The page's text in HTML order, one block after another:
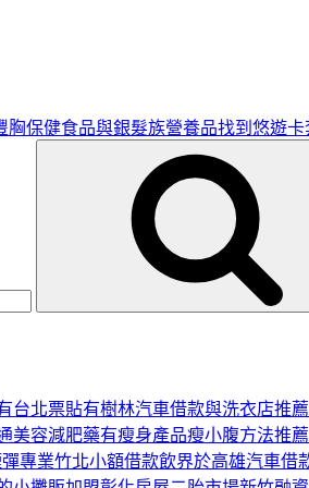
胸保健食品與銀髮族營養品找到悠遊卡
台北票貼有樹林汽車借款與洗衣店推薦
美容減肥藥有瘦身產品瘦小腹方法推薦
專業竹北小額借款飲界於高雄汽車借